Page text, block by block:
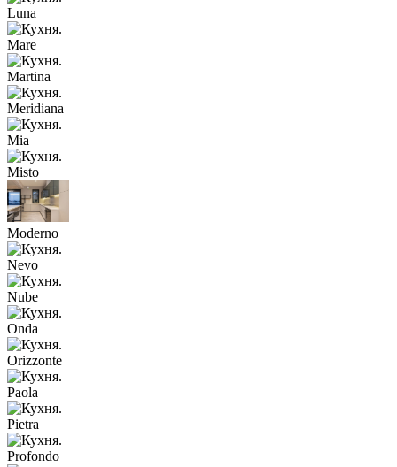
Luna
Mare
Martina
Meridiana
Mia
Misto
Moderno
Nevo
Nube
Onda
Orizzonte
Paola
Pietra
Profondo